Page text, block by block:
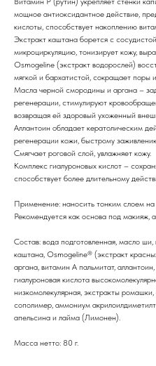
мощное антиоксидантное действие,
кислоты, способствует накоплению
Экстракт каштана борется с
микроциркуляцию, тонизирует кожу,
Osmogeline (экстракт водорослей)
мягкой и бархатистой, сокращает поры
Масла черной смородины и аргана –
регенерации, стимулируют
возвращая ей здоровый ухоженный
Аллантоин обладает кератолическим
регенерации кожи, быстрому
Смягчает роговой слой, увлажняет кожу.
Комплекс гиалуроновых кислот –
способствует более длительному
Применение: наносить тонким слоем
Рекомендуется как основа под макияж,
Состав: вода подготовленная, масло
каштана, Osmogeline® (экстракт
аргана, витамин А пальмитат,
гиалуроновая кислота
низкомолекулярная, экстракты
сополимер, аммониум
апельсина и лайма (Лимонен).
Масса нетто: 80 г.